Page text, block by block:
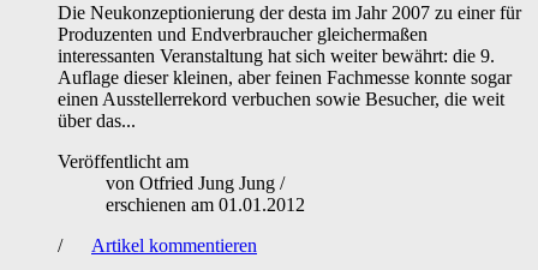
Die Neukonzeptionierung der desta im Jahr 2007 zu einer für
Produzenten und Endverbraucher gleichermaßen
interessanten Veranstaltung hat sich weiter bewährt: die 9.
Auflage dieser kleinen, aber feinen Fachmesse konnte sogar
einen Ausstellerrekord verbuchen sowie Besucher, die weit
über das...
Veröffentlicht am
von Otfried Jung Jung /
erschienen am 01.01.2012
/
Artikel kommentieren